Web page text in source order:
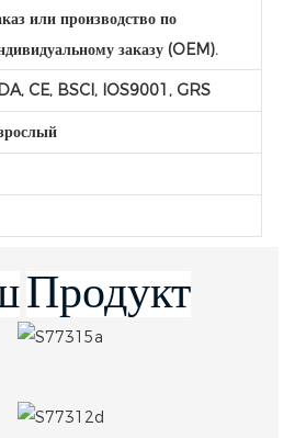
или производство по
заказу (OEM).
CE, BSCI, IOS9001, GRS
Продукт